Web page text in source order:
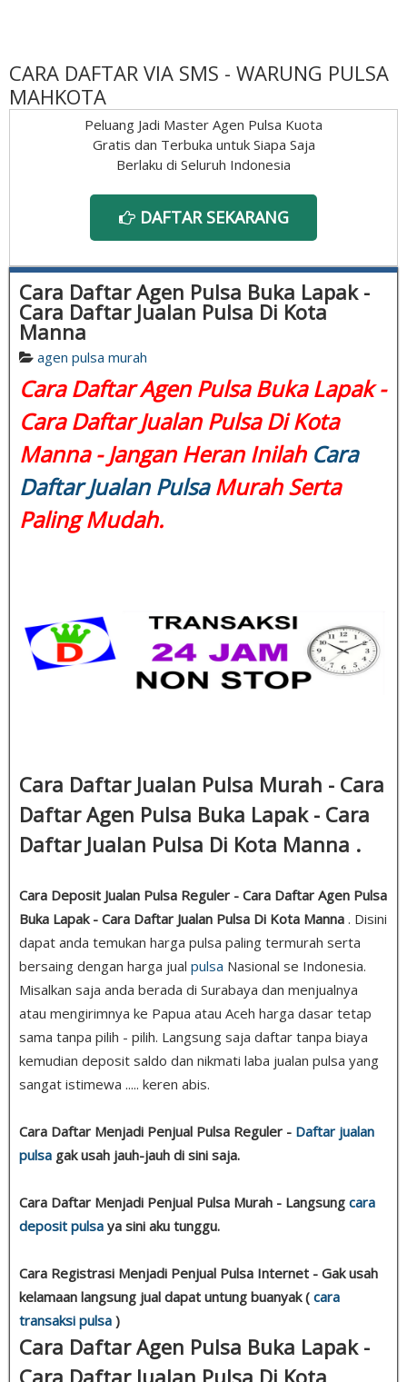
CARA DAFTAR VIA SMS - WARUNG PULSA
MAHKOTA
Peluang Jadi Master Agen Pulsa Kuota
Gratis dan Terbuka untuk Siapa Saja
Berlaku di Seluruh Indonesia
DAFTAR SEKARANG
Cara Daftar Agen Pulsa Buka Lapak -
Cara Daftar Jualan Pulsa Di Kota
Manna
agen pulsa murah
Cara Daftar Agen Pulsa Buka Lapak -
Cara Daftar Jualan Pulsa Di Kota
Manna - Jangan Heran Inilah Cara
Daftar Jualan PulsaMurah Serta
Paling Mudah.
Cara Daftar Jualan Pulsa Murah - Cara
Daftar Agen Pulsa Buka Lapak - Cara
Daftar Jualan Pulsa Di Kota Manna .
Cara Deposit Jualan Pulsa Reguler - Cara Daftar Agen Pulsa
Buka Lapak - Cara Daftar Jualan Pulsa Di Kota Manna . Disini
dapat anda temukan harga pulsa paling termurah serta
bersaing dengan harga jual pulsa Nasional se Indonesia.
Misalkan saja anda berada di Surabaya dan menjualnya
atau mengirimnya ke Papua atau Aceh harga dasar tetap
sama tanpa pilih - pilih. Langsung saja daftar tanpa biaya
kemudian deposit saldo dan nikmati laba jualan pulsa yang
sangat istimewa ..... keren abis.
Cara Daftar Menjadi Penjual Pulsa Reguler - Daftar jualan
pulsa gak usah jauh-jauh di sini saja.
Cara Daftar Menjadi Penjual Pulsa Murah - Langsung cara
deposit pulsa ya sini aku tunggu.
Cara Registrasi Menjadi Penjual Pulsa Internet - Gak usah
kelamaan langsung jual dapat untung buanyak ( cara
transaksi pulsa )
Cara Daftar Agen Pulsa Buka Lapak -
Cara Daftar Jualan Pulsa Di Kota